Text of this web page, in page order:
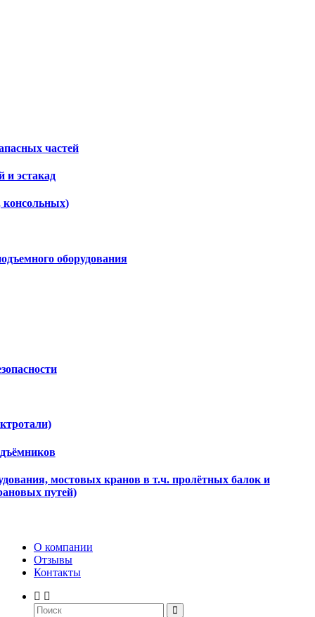
частей
и эстакад
консольных)
оборудования
мостовых кранов в т.ч. пролётных балок и
путей)
О компании
Отзывы
Контакты